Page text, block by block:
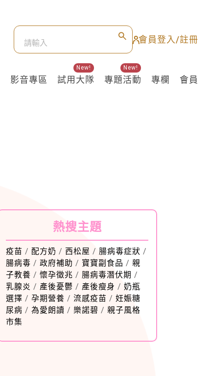
會員登入/註冊
影音專區 試用大隊
New!
專題活動
New!
專欄 會員
熱搜主題
疫苗 / 配方奶 / 西松屋 / 腸病毒症狀 /
腸病毒 / 政府補助 / 寶寶副食品 / 親
子教養 / 懷孕徵兆 / 腸病毒潛伏期 /
乳腺炎 / 產後憂鬱 / 產後瘦身 / 奶瓶
選擇 / 孕期營養 / 流感疫苗 / 妊娠糖
尿病 / 為愛朗讀 / 樂諾碧 / 親子風格
市集